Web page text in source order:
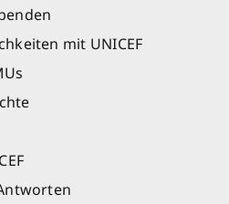
mit UNICEF
Antworten